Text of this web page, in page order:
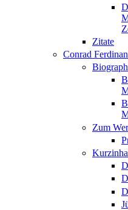
Zitate
Conrad
Zum